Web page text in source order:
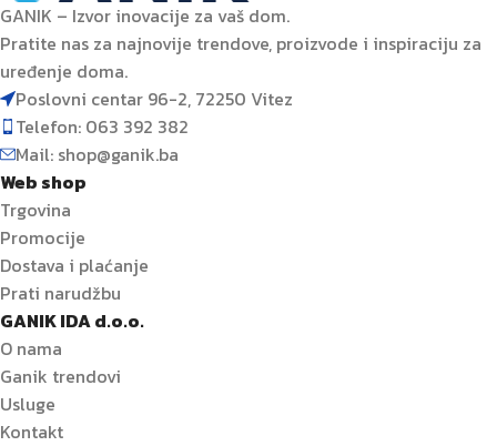
GANIK – Izvor inovacije za vaš dom.
Pratite nas za najnovije trendove, proizvode i inspiraciju za
uređenje doma.
Poslovni centar 96-2, 72250 Vitez
Telefon: 063 392 382
Mail: shop@ganik.ba
Web shop
Trgovina
Promocije
Dostava i plaćanje
Prati narudžbu
GANIK IDA d.o.o.
O nama
Ganik trendovi
Usluge
Kontakt